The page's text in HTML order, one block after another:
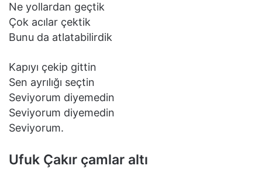
Ne yollardan geçtik
Çok acılar çektik
Bunu da atlatabilirdik
Kapıyı çekip gittin
Sen ayrılığı seçtin
Seviyorum diyemedin
Seviyorum diyemedin
Seviyorum.
Ufuk Çakır çamlar altı